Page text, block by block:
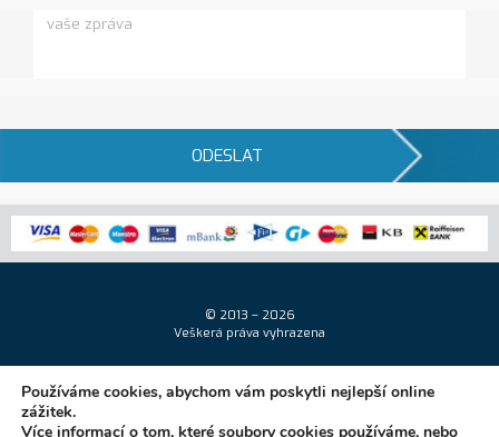
ODESLAT
© 2013 – 2026
Veškerá práva vyhrazena
Používáme cookies, abychom vám poskytli nejlepší online
zážitek.
Více informací o tom, které soubory cookies používáme, nebo